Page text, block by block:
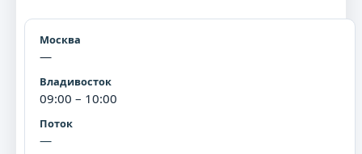
—
09:00 – 10:00
—